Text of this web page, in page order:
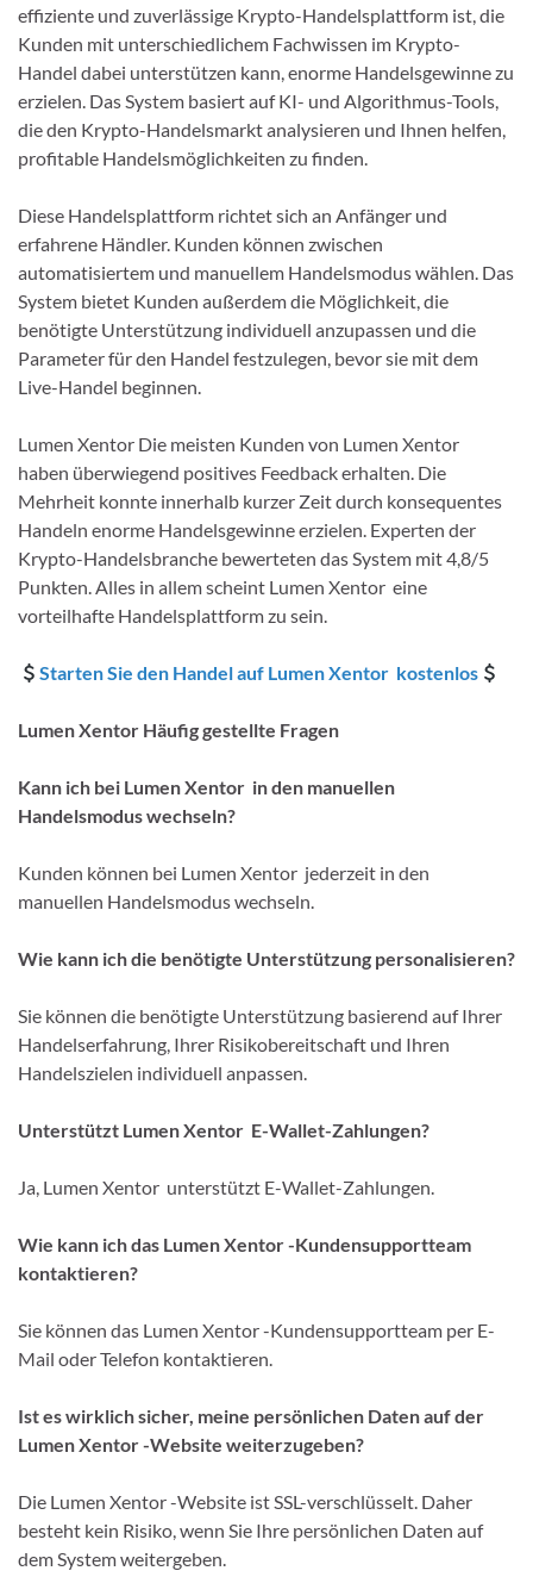
effiziente und zuverlässige Krypto-Handelsplattform ist, die
Kunden mit unterschiedlichem Fachwissen im Krypto-
Handel dabei unterstützen kann, enorme Handelsgewinne zu
erzielen. Das System basiert auf KI- und Algorithmus-Tools,
die den Krypto-Handelsmarkt analysieren und Ihnen helfen,
profitable Handelsmöglichkeiten zu finden.
Diese Handelsplattform richtet sich an Anfänger und
erfahrene Händler. Kunden können zwischen
automatisiertem und manuellem Handelsmodus wählen. Das
System bietet Kunden außerdem die Möglichkeit, die
benötigte Unterstützung individuell anzupassen und die
Parameter für den Handel festzulegen, bevor sie mit dem
Live-Handel beginnen.
Lumen Xentor Die meisten Kunden von Lumen Xentor
haben überwiegend positives Feedback erhalten. Die
Mehrheit konnte innerhalb kurzer Zeit durch konsequentes
Handeln enorme Handelsgewinne erzielen. Experten der
Krypto-Handelsbranche bewerteten das System mit 4,8/5
Punkten. Alles in allem scheint Lumen Xentor eine
vorteilhafte Handelsplattform zu sein.
Starten Sie den Handel auf Lumen Xentor kostenlos
Lumen Xentor Häufig gestellte Fragen
Kann ich bei Lumen Xentor in den manuellen
Handelsmodus wechseln?
Kunden können bei Lumen Xentor jederzeit in den
manuellen Handelsmodus wechseln.
Wie kann ich die benötigte Unterstützung personalisieren?
Sie können die benötigte Unterstützung basierend auf Ihrer
Handelserfahrung, Ihrer Risikobereitschaft und Ihren
Handelszielen individuell anpassen.
Unterstützt Lumen Xentor E-Wallet-Zahlungen?
Ja, Lumen Xentor unterstützt E-Wallet-Zahlungen.
Wie kann ich das Lumen Xentor -Kundensupportteam
kontaktieren?
Sie können das Lumen Xentor -Kundensupportteam per E-
Mail oder Telefon kontaktieren.
Ist es wirklich sicher, meine persönlichen Daten auf der
Lumen Xentor -Website weiterzugeben?
Die Lumen Xentor -Website ist SSL-verschlüsselt. Daher
besteht kein Risiko, wenn Sie Ihre persönlichen Daten auf
dem System weitergeben.